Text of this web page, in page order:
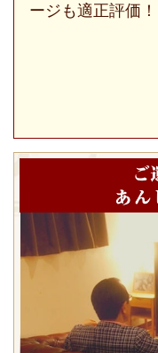
ージも適正評価！